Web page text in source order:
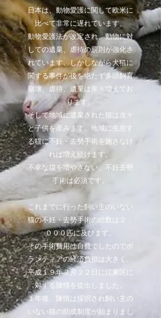
日本は、動物愛護に関して欧米に
比べて非常に遅れています。
動物愛護法が改定され、動物に対
しての遺棄、虐待の罰則が強化さ
れています、しかしながら犬猫に
関する事件が後を絶たず多頭飼育
崩壊、虐待、遺棄は年々増えてお
ります。
そして地域に遺棄された猫は次々
と子供を産みます、地域に生息す
る猫に不妊・去勢手術を施さなけ
れば増え続けます。
不幸な猫を増やさない、不妊去勢
手術は必須です。
これまでに行った飼い主のいない
猫の不妊・去勢手術の総数は２，
０００匹に及びます。
その手術費用は自費でしたのでボ
ランティアの経済負担は大きく、
平成１９年３月２２日に江東区に
対する陳情を提出しました。
１年後、陳情は採択され飼い主の
いない猫の助成制度が始まりまし